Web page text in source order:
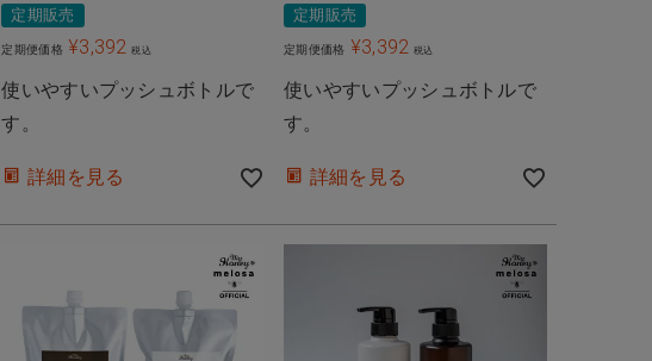
定期販売
定期便価格 ¥3,392 税込
使いやすいプッシュボトルで
す。
詳細を見る
定期販売
定期便価格 ¥3,392 税込
使いやすいプッシュボトルで
す。
詳細を見る